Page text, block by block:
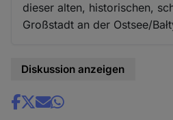
dieser alten, historischen,
Großstadt an der Ostsee/
Diskussion anzeigen
Share